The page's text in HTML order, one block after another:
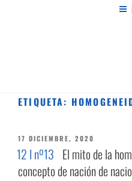
ETIQUETA:
PUBLICADO
EL
17 DICIEMBRE, 2020
12 I nº13 El mito de la
concepto de nación de